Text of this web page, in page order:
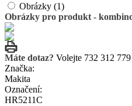
Obrázky (1)
Obrázky pro produkt -
Máte dotaz? Volejte 732 312 779
Značka:
Makita
Označení:
HR5211C